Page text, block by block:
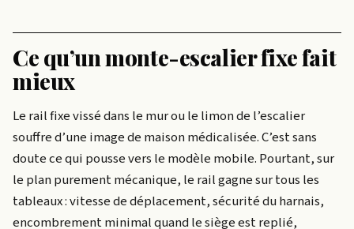
Ce qu’un monte-escalier fixe fait
mieux
Le rail fixe vissé dans le mur ou le limon de l’escalier
souffre d’une image de maison médicalisée. C’est sans
doute ce qui pousse vers le modèle mobile. Pourtant, sur
le plan purement mécanique, le rail gagne sur tous les
tableaux : vitesse de déplacement, sécurité du harnais,
encombrement minimal quand le siège est replié,